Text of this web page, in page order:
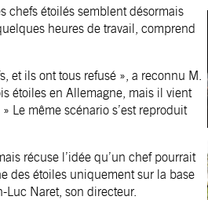
chefs étoilés semblent désormais
heures de travail, comprend
et ils ont tous refusé », a reconnu M.
étoiles en Allemagne, mais il vient
Le même scénario s’est reproduit
récuse l’idée qu’un chef pourrait
des étoiles uniquement sur la base
Luc Naret, son directeur.